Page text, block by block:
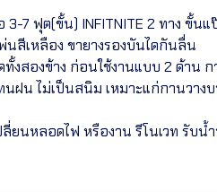
3-7 ฟุต(ขั้น) INFITNITE 2 ทาง ขั้
สีเหลือง ขายางรองบันไดกันลื่น
งสองข้าง ก่อนใช้งานแบบ 2 ด้าน
น ไม่เป็นสนิม เหมาะแก่กานวาง
ยนหลอดไฟ หรืองาน รีโนเวท รับน้